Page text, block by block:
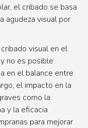
el cribado se basa
agudeza visual por
visual en el
no es posible
en el balance entre
el impacto en la
como la
y la eficacia
para mejorar